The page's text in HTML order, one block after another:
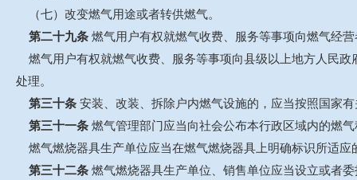
（七）改变燃气用途或者转供燃气。
第二十九条 燃气用户有权就燃气收费、服务等事项向燃气经
燃气用户有权就燃气收费、服务等事项向县级以上地方人民
处理。
第三十条 安装、改装、拆除户内燃气设施的，应当按照国家
第三十一条 燃气管理部门应当向社会公布本行政区域内的燃
燃气燃烧器具生产单位应当在燃气燃烧器具上明确标识所适应
第三十二条 燃气燃烧器具生产单位、销售单位应当设立或者